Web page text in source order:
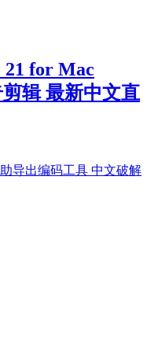
21 for Mac
辑 最新中文直